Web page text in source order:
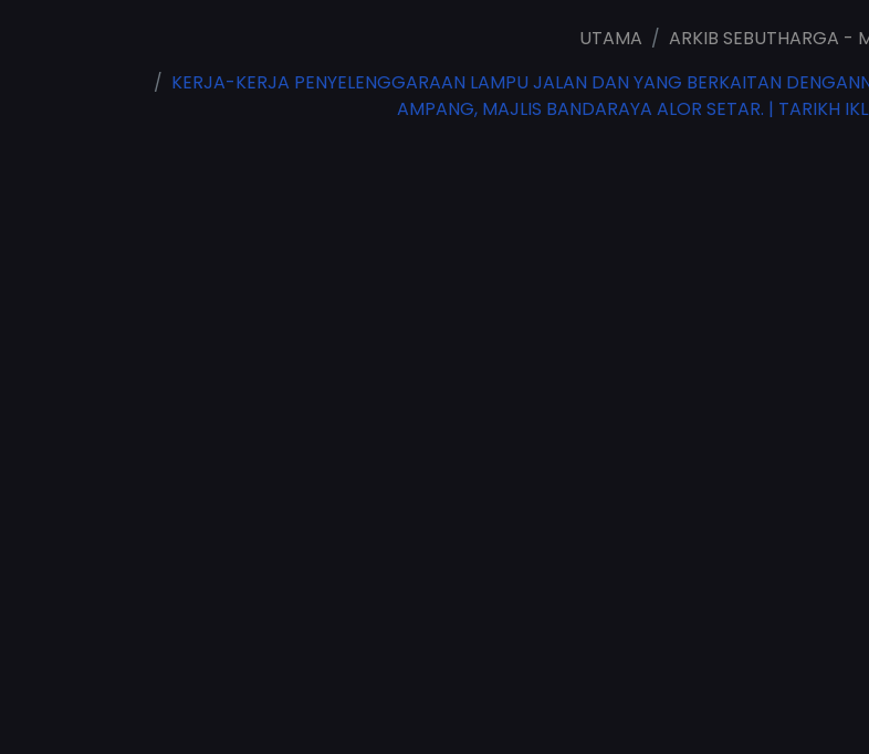
UTAMA
ARKIB SEBUTHARGA -
KERJA-KERJA PENYELENGGARAAN LAMPU JALAN DAN YANG BERKAITAN
AMPANG, MAJLIS BANDARAYA ALOR SETAR. | TARIKH